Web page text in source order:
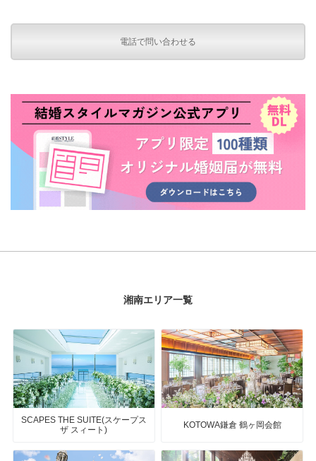
電話で問い合わせる
湘南エリア一覧
SCAPES THE SUITE(スケープス
ザ スィート)
KOTOWA鎌倉 鶴ヶ岡会館